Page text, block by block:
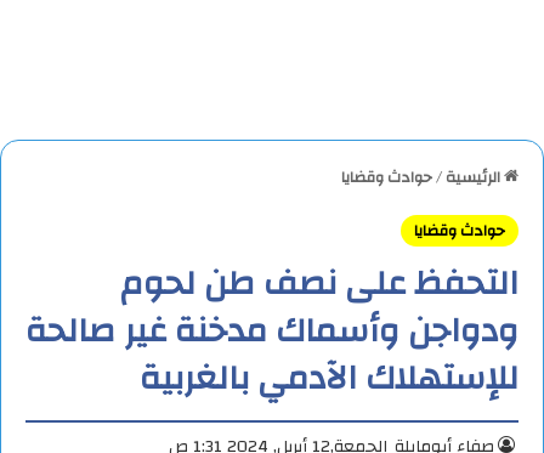
الرئيسية/حوادث وقضايا
حوادث وقضايا
التحفظ على نصف طن لحوم
ودواجن وأسماك مدخنة غير صالحة
للإستهلاك الآدمي بالغربية